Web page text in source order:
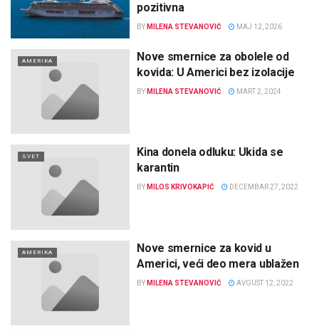
pozitivna
BY MILENA STEVANOVIĆ MAJ 12, 2026
AMERIKA
Nove smernice za obolele od
kovida: U Americi bez izolacije
BY MILENA STEVANOVIĆ MART 2, 2024
SVET
Kina donela odluku: Ukida se
karantin
BY MILOS KRIVOKAPIĆ DECEMBAR 27, 2022
AMERIKA
Nove smernice za kovid u
Americi, veći deo mera ublažen
BY MILENA STEVANOVIĆ AVGUST 12, 2022